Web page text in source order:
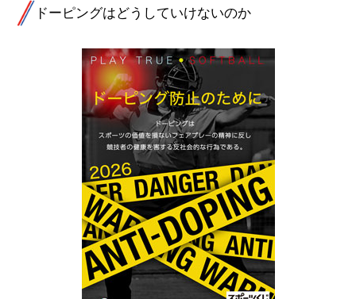
ドーピングはどうしていけないのか